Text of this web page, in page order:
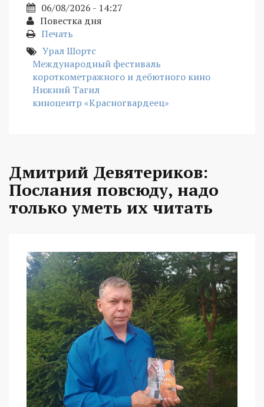
06/08/2026 - 14:27
Повестка дня
Печать
Урал Шортс
Международный фестиваль
короткометражного и дебютного кино
Нижний Тагил
киноцентр «Красногвардеец»
Дмитрий Девятериков:
Послания повсюду, надо
только уметь их читать